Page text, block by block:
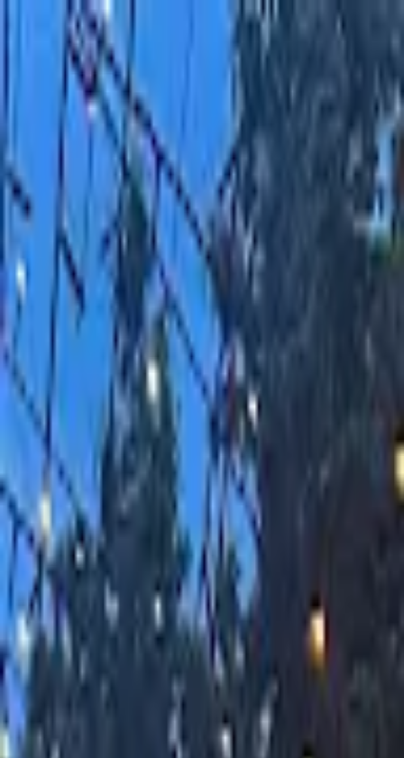
モバイルメニュー
サービス
クリエイターを探す
ONLIVE Studioについて
ログイン
アカウント登録
ログイン
モン真もんつ
@mabo1023hideki55
(C) SOUND ON LIVE, Inc. with a whole lot of ♥